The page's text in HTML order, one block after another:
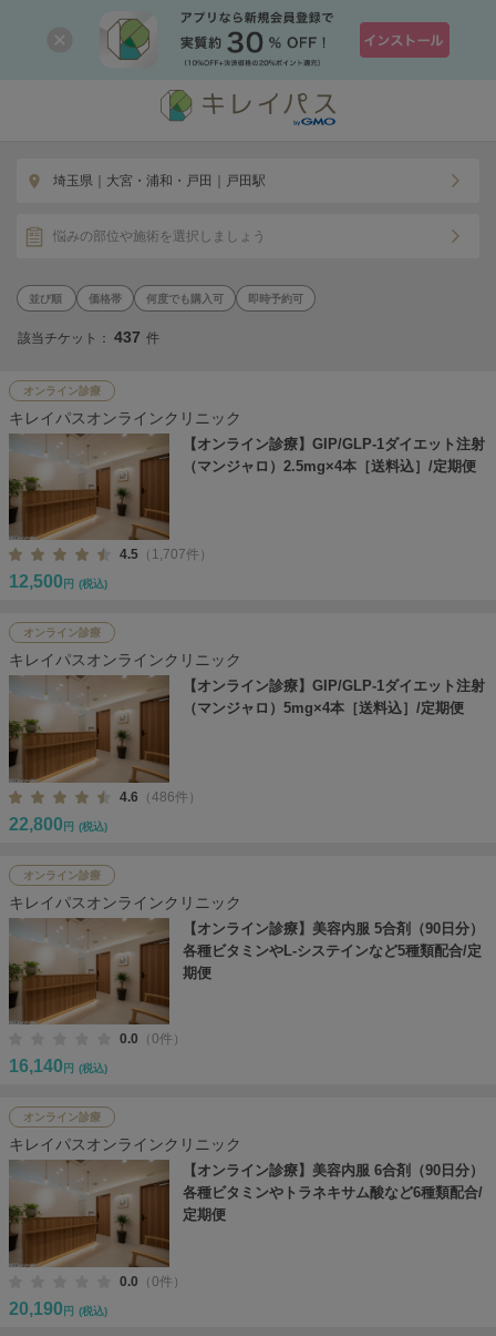
埼玉県｜大宮・浦和・戸田｜戸田駅
悩みの部位や施術を選択しましょう
価格帯 何度でも購入可 即時予約可
該当チケット： 437 件
オンライン診療
キレイパスオンラインクリニック
【オンライン診療】GIP/GLP-1ダイエット注射
（マンジャロ）2.5mg×4本［送料込］/定期便
4.5 （1,707件）
12,500 円 (税込)
オンライン診療
キレイパスオンラインクリニック
【オンライン診療】GIP/GLP-1ダイエット注射
（マンジャロ）5mg×4本［送料込］/定期便
4.6 （486件）
22,800 円 (税込)
オンライン診療
キレイパスオンラインクリニック
【オンライン診療】美容内服 5合剤（90日分）
各種ビタミンやL-システインなど5種類配合/定
期便
0.0 （0件）
16,140 円 (税込)
オンライン診療
キレイパスオンラインクリニック
【オンライン診療】美容内服 6合剤（90日分）
各種ビタミンやトラネキサム酸など6種類配合/
定期便
0.0 （0件）
20,190 円 (税込)